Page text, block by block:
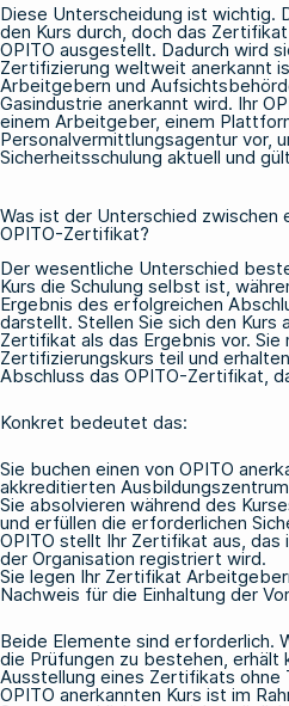
Diese Unterscheidung ist wichtig.
den Kurs durch, doch das
OPITO ausgestellt. Dadurch wird
Zertifizierung weltweit anerkannt
Arbeitgebern und
Gasindustrie anerkannt wird. Ihr
einem Arbeitgeber, einem
Personalvermittlungsagentur vor,
Sicherheitsschulung aktuell und
Was ist der Unterschied zwischen
OPITO-Zertifikat?
Der wesentliche Unterschied
Kurs die Schulung selbst ist,
Ergebnis des erfolgreichen
darstellt. Stellen Sie sich den Kurs
Zertifikat als das Ergebnis vor. Sie
Zertifizierungskurs teil und
Abschluss das OPITO-Zertifikat,
Konkret bedeutet das:
Sie buchen einen von OPITO
akkreditierten
Sie absolvieren während des
und erfüllen die erforderlichen
OPITO stellt Ihr Zertifikat aus,
der Organisation registriert wird.
Sie legen Ihr Zertifikat
Nachweis für die Einhaltung der
Beide Elemente sind erforderlich.
die Prüfungen zu bestehen, erhält
Ausstellung eines Zertifikats ohne
OPITO anerkannten Kurs ist im